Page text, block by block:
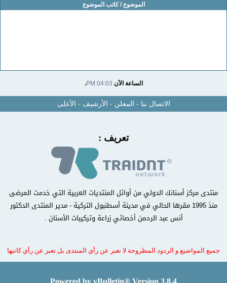
الموضوع / كاتب الموضوع
الساعة الآن04:03 PM
.
الاتصال بنا-المعلن-الأرشيف -الأعلى
تعريف :
منتدى مركز أسنانك الدولي من أوائل المنتديات العربية التي خدمت المرضى
منذ 1995 مقرها الحالي في مدينة أسطنبول التركية - مدير المنتدى الدكتور
أنس عبد الرحمن أخصائي زراعة وتركيبات الأسنان .
جميع المواضيع و الردود المطروحة لا تعبر عن رأي المنتدى بل تعبر عن رأي كاتبها
Powered by vBulletin® Version 3.8.4